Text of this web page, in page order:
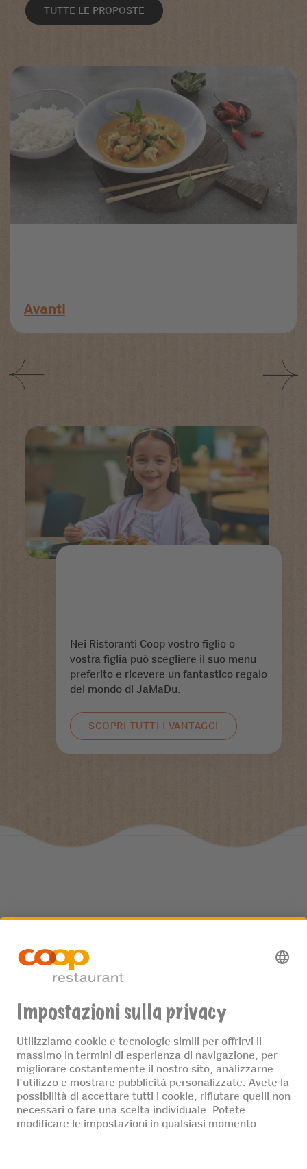
TUTTE LE PROPOSTE
Avanti
Nei Ristoranti Coop vostro figlio o
vostra figlia può scegliere il suo menu
preferito e ricevere un fantastico regalo
del mondo di JaMaDu.
SCOPRI TUTTI I VANTAGGI